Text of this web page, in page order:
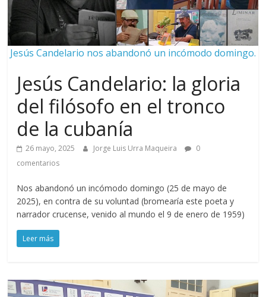
Jesús Candelario nos abandonó un incómodo domingo.
Jesús Candelario: la gloria
del filósofo en el tronco
de la cubanía
26 mayo, 2025 Jorge Luis Urra Maqueira
0
comentarios
Nos abandonó un incómodo domingo (25 de mayo de
2025), en contra de su voluntad (bromearía este poeta y
narrador crucense, venido al mundo el 9 de enero de 1959)
Leer más